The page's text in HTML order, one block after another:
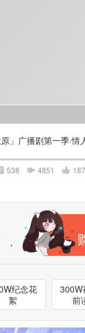
原」广播剧第一季·情
538 4851
纪念花
絮
300W
前